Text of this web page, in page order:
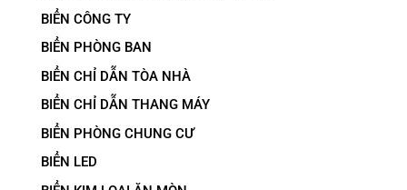
BIỂN CÔNG TY
BIỂN PHÒNG BAN
BIỂN CHỈ DẪN TÒA NHÀ
BIỂN CHỈ DẪN THANG MÁY
BIỂN PHÒNG CHUNG CƯ
BIỂN LED